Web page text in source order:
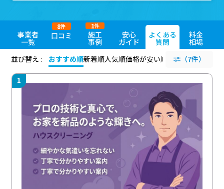
事業者
一覧
口コミ
8件
施工
事例
1件
安心
ガイド
よくある
質問
料金
相場
並び替え :
おすすめ順新着順人気順価格が安い順 評価が高い順
（7件）
1